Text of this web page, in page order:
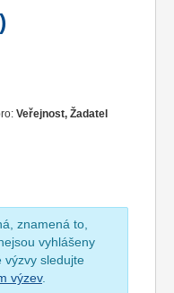
Veřejnost, Žadatel
znamená to,
vyhlášeny
výzvy sledujte
výzev.